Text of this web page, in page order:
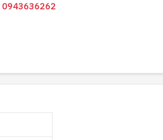
0943636262